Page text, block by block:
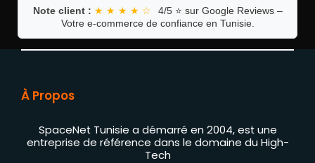
Note client : ★ ★ ★ ★ ☆
4/5 ⭐ sur Google Reviews –
Votre e-commerce de confiance en Tunisie.
À Propos
SpaceNet Tunisie a démarré en 2004, est une
entreprise de référence dans le domaine du High-
Tech